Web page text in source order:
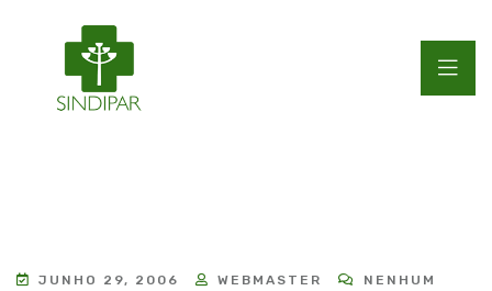
JUNHO 29, 2006 WEBMASTER
NENHUM